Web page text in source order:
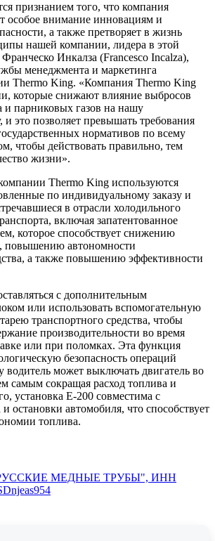
признанием того, что компания
особое внимание инновациям и
а также претворяет в жизнь
нашей компании, лидера в этой
Инкалза (Francesco Incalza),
менеджмента и маркетинга
Thermo King. «Компания Thermo King
которые снижают влияние выбросов
и парниковых газов на нашу
это позволяет превышать требования
нормативов по всему
чтобы действовать правильно, тем
жизни».
Thermo King используются
по индивидуальному заказу и
в отрасли холодильного
включая запатентованное
которое способствует снижению
повышению автономности
а также повышению эффективности
с дополнительным
или использовать вспомогательную
транспортного средства, чтобы
производительности во время
или при поломках. Эта функция
безопасность операций
водитель может выключать двигатель во
самым сокращая расход топлива и
установка E-200 совместима с
остановки автомобиля, что способствует
топлива.